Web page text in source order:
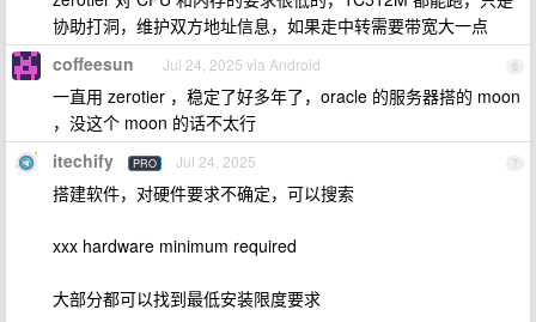
协助打洞，维护双方地址信息，如果走中转需要带宽大一点
6
coffeesun Jul 24, 2025 via Android
一直用 zerotier ，稳定了好多年了，oracle 的服务器搭的 moon
，没这个 moon 的话不太行
7
itechify PRO Jul 24, 2025
搭建软件，对硬件要求不确定，可以搜索
xxx hardware minimum required
大部分都可以找到最低安装限度要求